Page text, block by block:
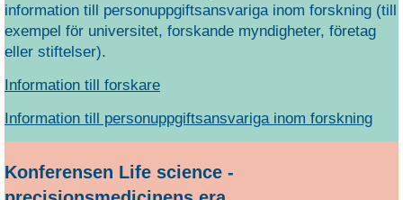
information till personuppgiftsansvariga inom forskning (till
exempel för universitet, forskande myndigheter, företag
eller stiftelser).
Information till forskare
Information till personuppgiftsansvariga inom forskning
Konferensen Life science -